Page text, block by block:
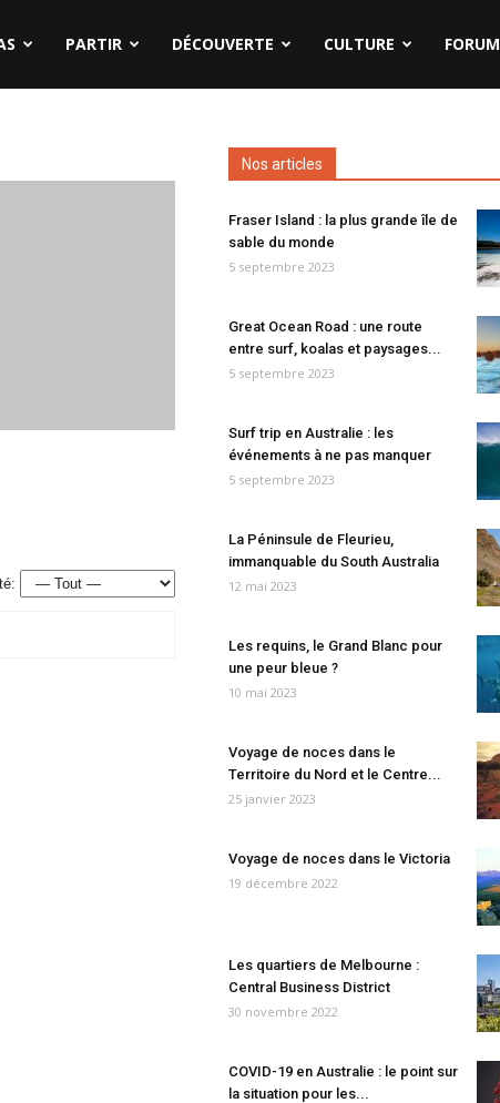
PARTIR DÉCOUVERTE CULTURE FORUM
Nos articles
Fraser Island : la plus grande île de
sable du monde
5 septembre 2023
Great Ocean Road : une route
entre surf, koalas et paysages...
5 septembre 2023
Surf trip en Australie : les
événements à ne pas manquer
5 septembre 2023
La Péninsule de Fleurieu,
immanquable du South Australia
12 mai 2023
Les requins, le Grand Blanc pour
une peur bleue ?
10 mai 2023
Voyage de noces dans le
Territoire du Nord et le Centre...
25 janvier 2023
Voyage de noces dans le Victoria
19 décembre 2022
Les quartiers de Melbourne :
Central Business District
30 novembre 2022
COVID-19 en Australie : le point sur
la situation pour les...